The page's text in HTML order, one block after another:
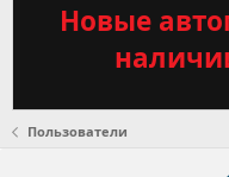
Новые
Пользователи